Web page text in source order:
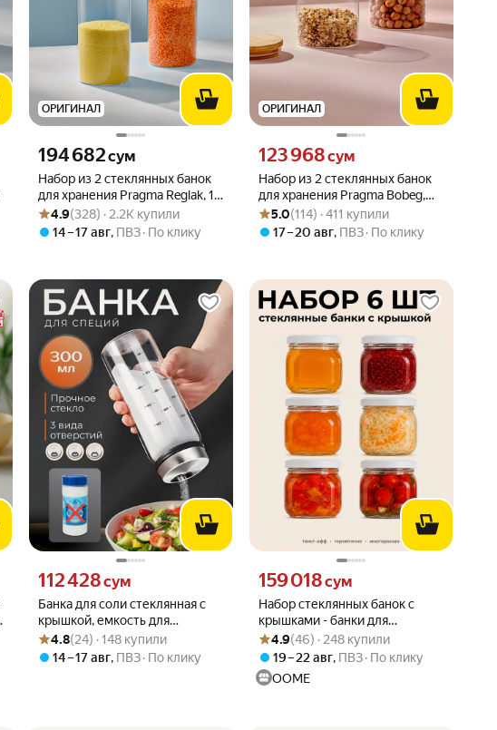
ОРИГИНАЛ
Набор из 2 стеклянных банок
для хранения Pragma Reglak, 1,3
л
Цена 194682 сум вместо
194 682сум
Рейтинг товара: 4.9 из 5
Оценок: (328) · 2.2K купили
4.9(328) · 2.2K купили
14 – 17 авг, ПВЗ По клику
ОРИГИНАЛ
Набор из 2 стеклянных банок
для хранения Pragma Bobeg,
0,5 л
Цена 123968 сум вместо
123 968сум
Рейтинг товара: 5.0 из 5
Оценок: (114) · 411 купили
5.0(114) · 411 купили
17 – 20 авг, ПВЗ По клику
Банка для соли стеклянная с
крышкой, емкость для
хранения сыпучих продуктов,
баночка для специй 300 мл
Цена 112428 сум вместо
112 428сум
Рейтинг товара: 4.8 из 5
Оценок: (24) · 148 купили
4.8(24) · 148 купили
14 – 17 авг, ПВЗ По клику
Набор стеклянных банок с
крышками - банки для
хранения и консервации 6
штук 350 мл
Цена 159018 сум вместо
159 018сум
Рейтинг товара: 4.9 из 5
Оценок: (46) · 248 купили
4.9(46) · 248 купили
19 – 22 авг, ПВЗ По клику
OOME